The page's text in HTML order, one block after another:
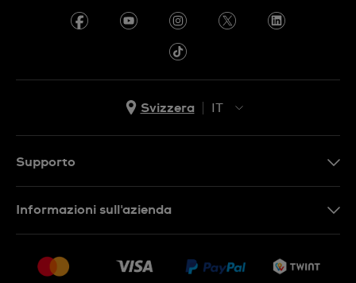
Svizzera
IT
IT
Supporto
Restituzione
Informazioni sull'azienda
Carriera